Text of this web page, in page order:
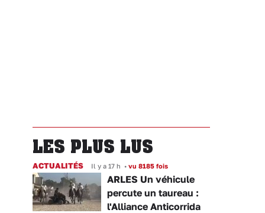
LES PLUS LUS
ACTUALITÉS Il y a 17 h • vu 8185 fois
ARLES Un véhicule
percute un taureau :
l'Alliance Anticorrida